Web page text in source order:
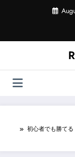
初心者でも勝て